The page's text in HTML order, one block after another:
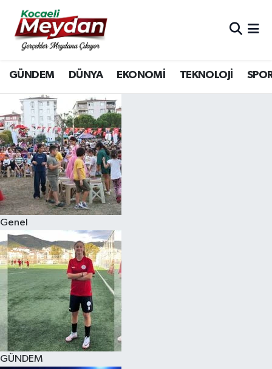
GÜNDEM DÜNYA EKONOMİ TEKNOLOJİ
Genel
GÜNDEM
Nöbetçi Eczaneler
Hava Durumu
Trafik Durumu
Süper Lig Puan Durumu ve Fikstür
Tüm Manşetler
Son Dakika Haberleri
Haber Arşivi